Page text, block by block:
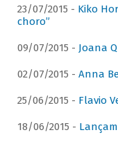
23/07/2015 - Kiko
choro”
09/07/2015 - Joana
02/07/2015 - Anna
25/06/2015 - Flavio
18/06/2015 -